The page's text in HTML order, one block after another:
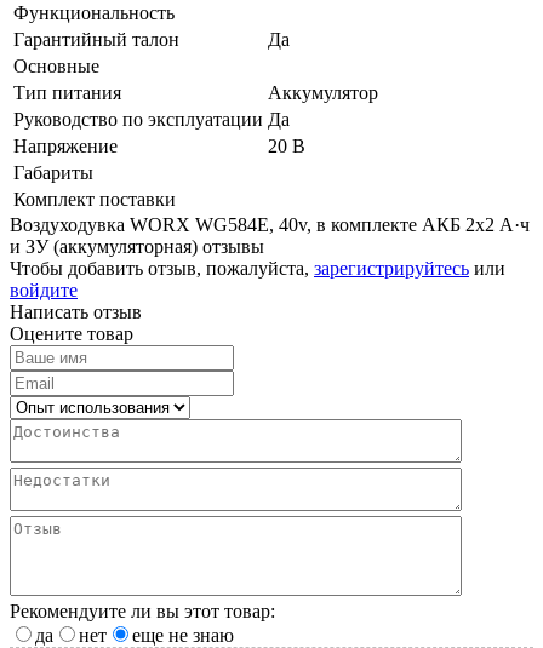
Функциональность
Гарантийный талон
Да
Основные
Тип питания
Аккумулятор
Руководство по эксплуатации Да
Напряжение
20 В
Габариты
Комплект поставки
Воздуходувка WORX WG584E, 40v, в комплекте АКБ 2х2 А·ч
и ЗУ (аккумуляторная) отзывы
Чтобы добавить отзыв, пожалуйста, зарегистрируйтесь или
войдите
Написать отзыв
Оцените товар
Рекомендуите ли вы этот товар:
да
нет еще не знаю